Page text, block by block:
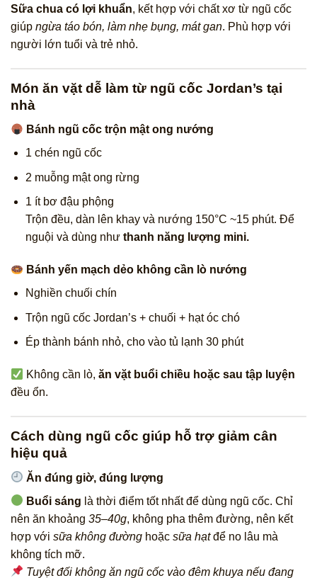
Sữa chua có lợi khuẩn, kết hợp với chất xơ từ ngũ cốc
giúp ngừa táo bón, làm nhẹ bụng, mát gan. Phù hợp với
người lớn tuổi và trẻ nhỏ.
Món ăn vặt dễ làm từ ngũ cốc Jordan’s tại
nhà
Bánh ngũ cốc trộn mật ong nướng
1 chén ngũ cốc
2 muỗng mật ong rừng
1 ít bơ đậu phộng
Trộn đều, dàn lên khay và nướng 150°C ~15 phút. Để
nguội và dùng như thanh năng lượng mini.
Bánh yến mạch dẻo không cần lò nướng
Nghiền chuối chín
Trộn ngũ cốc Jordan’s + chuối + hạt óc chó
Ép thành bánh nhỏ, cho vào tủ lạnh 30 phút
Không cần lò,ăn vặt buổi chiều hoặc sau tập luyện
đều ổn.
Cách dùng ngũ cốc giúp hỗ trợ giảm cân
hiệu quả
Ăn đúng giờ, đúng lượng
Buổi sáng là thời điểm tốt nhất để dùng ngũ cốc. Chỉ
nên ăn khoảng 35–40g, không pha thêm đường, nên kết
hợp với sữa không đường hoặc sữa hạtđể no lâu mà
không tích mỡ.
Tuyệt đối không ăn ngũ cốc vào đêm khuya nếu đang